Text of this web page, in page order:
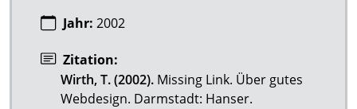
Jahr: 2002
Zitation:
Wirth, T. (2002). Missing Link. Über gutes
Webdesign. Darmstadt: Hanser.